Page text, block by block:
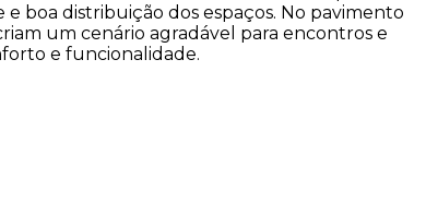
boa distribuição dos espaços. No pavimento
um cenário agradável para encontros e
e funcionalidade.